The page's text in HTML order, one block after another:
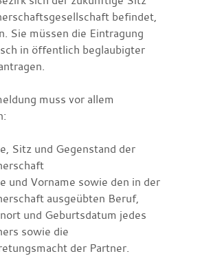
befindet,
Sie müssen die Eintragung
in öffentlich beglaubigter
muss vor allem
Sitz und Gegenstand der
und Vorname sowie den in der
ausgeübten Beruf,
und Geburtsdatum jedes
sowie die
der Partner.